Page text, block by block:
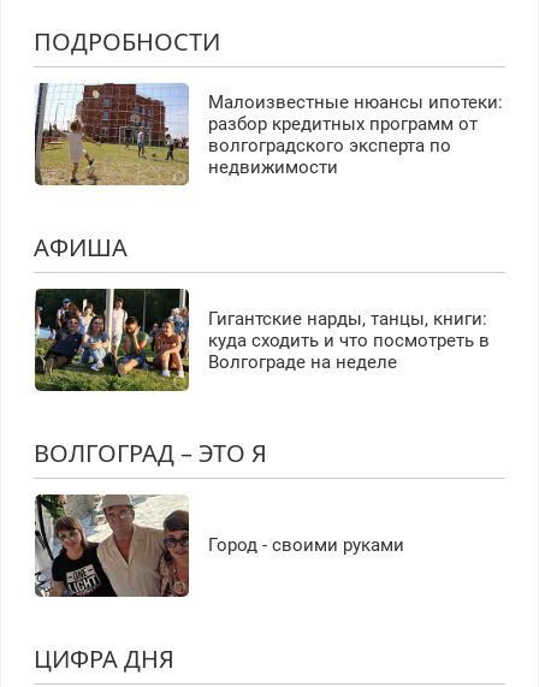
ПОДРОБНОСТИ
Малоизвестные нюансы ипотеки:
разбор кредитных программ от
волгоградского эксперта по
недвижимости
АФИША
Гигантские нарды, танцы, книги:
куда сходить и что посмотреть в
Волгограде на неделе
ВОЛГОГРАД – ЭТО Я
Город - своими руками
ЦИФРА ДНЯ